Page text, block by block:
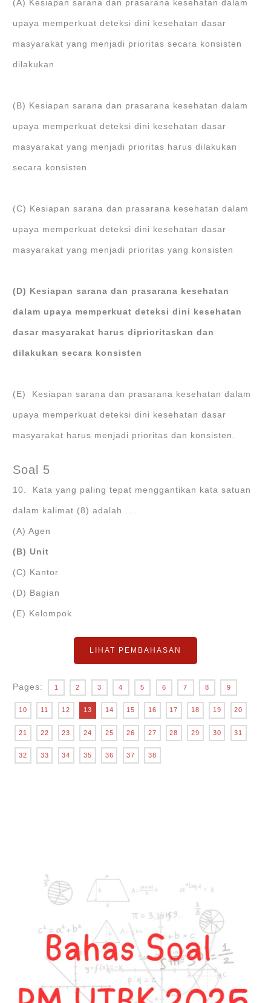
(A) Kesiapan sarana dan prasarana kesehatan dalam
upaya memperkuat deteksi dini kesehatan dasar
masyarakat yang menjadi prioritas secara konsisten
dilakukan
(B) Kesiapan sarana dan prasarana kesehatan dalam
upaya memperkuat deteksi dini kesehatan dasar
masyarakat yang menjadi prioritas harus dilakukan
secara konsisten
(C) Kesiapan sarana dan prasarana kesehatan dalam
upaya memperkuat deteksi dini kesehatan dasar
masyarakat yang menjadi prioritas yang konsisten
(D) Kesiapan sarana dan prasarana kesehatan
dalam upaya memperkuat deteksi dini kesehatan
dasar masyarakat harus diprioritaskan dan
dilakukan secara konsisten
(E) Kesiapan sarana dan prasarana kesehatan dalam
upaya memperkuat deteksi dini kesehatan dasar
masyarakat harus menjadi prioritas dan konsisten.
Soal 5
10. Kata yang paling tepat menggantikan kata satuan
dalam kalimat (8) adalah ….
(A) Agen
(B) Unit
(C) Kantor
(D) Bagian
(E) Kelompok
LIHAT PEMBAHASAN
Pages: 1 2 3 4 5 6 7 8 9
10 11 12 13 14 15 16 17 18 19 20
21 22 23 24 25 26 27 28 29 30 31
32 33 34 35 36 37 38